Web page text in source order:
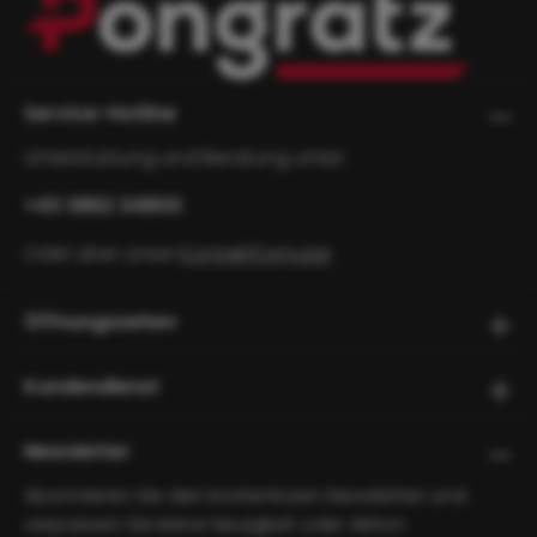
Service-Hotline
+43 3862 34800
Kontaktformular
Öffnungszeiten
Kundendienst
Newsletter